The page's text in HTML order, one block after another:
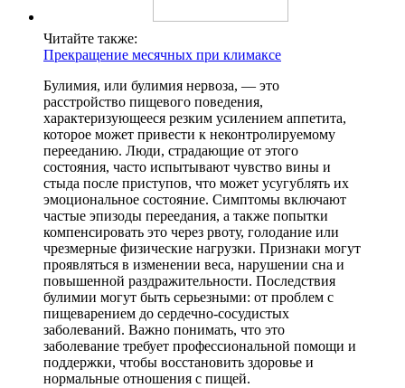
Читайте также:
Прекращение месячных при климаксе
Булимия, или булимия нервоза, — это
расстройство пищевого поведения,
характеризующееся резким усилением аппетита,
которое может привести к неконтролируемому
перееданию. Люди, страдающие от этого
состояния, часто испытывают чувство вины и
стыда после приступов, что может усугублять их
эмоциональное состояние. Симптомы включают
частые эпизоды переедания, а также попытки
компенсировать это через рвоту, голодание или
чрезмерные физические нагрузки. Признаки могут
проявляться в изменении веса, нарушении сна и
повышенной раздражительности. Последствия
булимии могут быть серьезными: от проблем с
пищеварением до сердечно-сосудистых
заболеваний. Важно понимать, что это
заболевание требует профессиональной помощи и
поддержки, чтобы восстановить здоровье и
нормальные отношения с пищей.